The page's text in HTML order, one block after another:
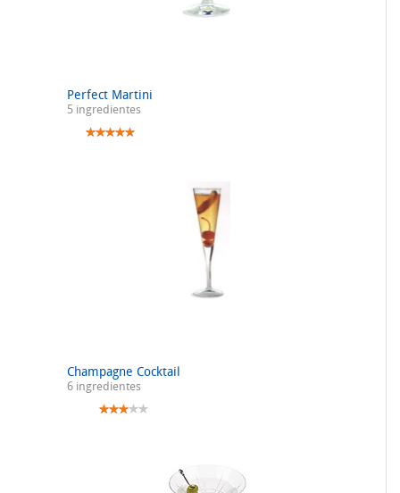
Perfect Martini
5 ingredientes
Champagne Cocktail
6 ingredientes